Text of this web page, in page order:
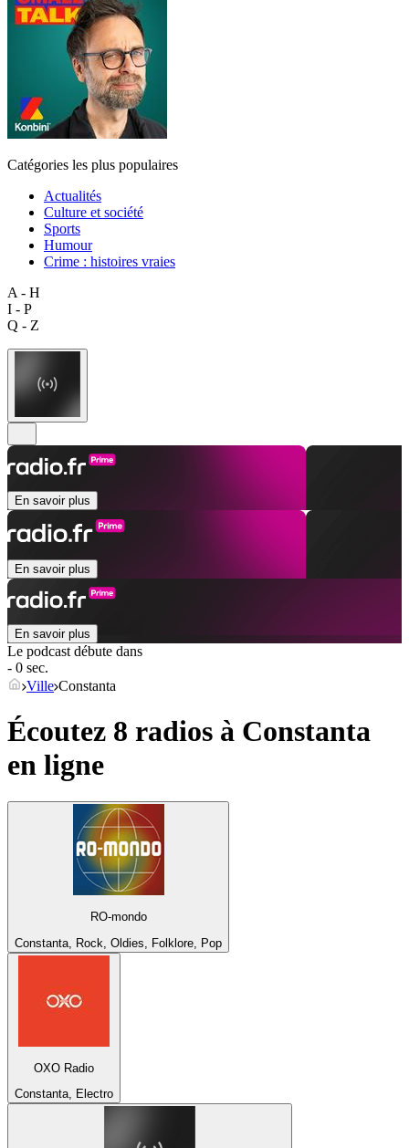
Catégories les plus populaires
Actualités
Culture et société
Sports
Humour
Crime : histoires vraies
A - H
I - P
Q - Z
En savoir plus
En savoir plus
En savoir plus
Le podcast débute dans
- 0 sec.
Ville Constanta
Écoutez 8 radios à Constanta
en ligne
RO-mondo
Constanta, Rock, Oldies, Folklore, Pop
OXO Radio
Constanta, Electro